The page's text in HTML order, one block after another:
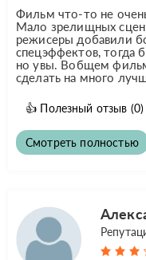
Фильм что-то не
Мало зрелищных
режисеры добавили
спецэффектов, тогда
но увы. Вобщем
сделать на много
👍 Полезный отзыв (0)
Смотреть полностью